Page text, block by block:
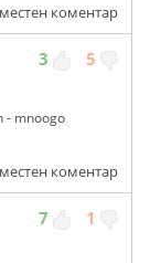
коментар
3 5
- mnoogo
коментар
7 1